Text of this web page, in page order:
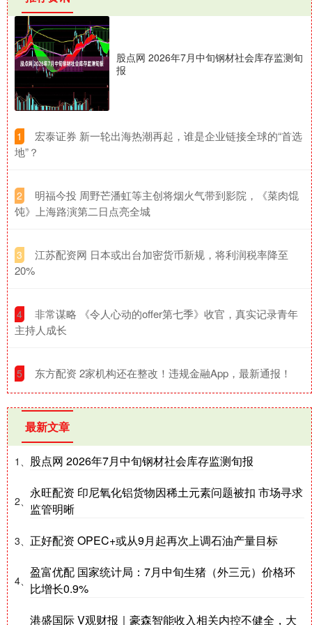
股点网 2026年7月中旬钢材社会库存监测旬
报
1
​宏泰证券 新一轮出海热潮再起，谁是企业链接全球的“首选
地”？
2
​明福今投 周野芒潘虹等主创将烟火气带到影院，《菜肉馄
饨》上海路演第二日点亮全城
3
​江苏配资网 日本或出台加密货币新规，将利润税率降至
20%
4
​非常谋略 《令人心动的offer第七季》收官，真实记录青年
主持人成长
5 ​东方配资 2家机构还在整改！违规金融App，最新通报！
最新文章
1、 股点网 2026年7月中旬钢材社会库存监测旬报
2、
永旺配资 印尼氧化铝货物因稀土元素问题被扣 市场寻求
监管明晰
3、 正好配资 OPEC+或从9月起再次上调石油产量目标
4、
盈富优配 国家统计局：7月中旬生猪（外三元）价格环
比增长0.9%
港盛国际 V观财报｜豪森智能收入相关内控不健全，大